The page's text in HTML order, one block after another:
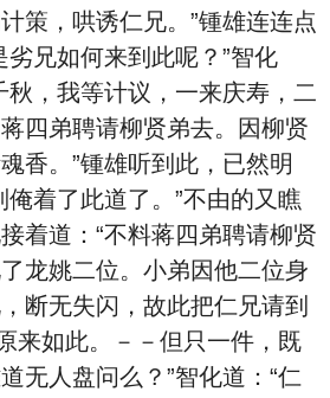
策，哄诱仁兄。”锺雄连连点
劣兄如何来到此呢？”智化
秋，我等计议，一来庆寿，二
四弟聘请柳贤弟去。因柳贤
香。”锺雄听到此，已然明
俺着了此道了。”不由的又瞧
着道：“不料蒋四弟聘请柳贤
龙姚二位。小弟因他二位身
断无失闪，故此把仁兄请到
来如此。－－但只一件，既
无人盘问么？”智化道：“仁